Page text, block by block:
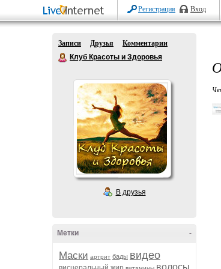
Регистрация Вход
Записи Друзья
Комментарии
Клуб Красоты и Здоровья
В друзья
-
Метки
Маски артрит бады видео
волосы